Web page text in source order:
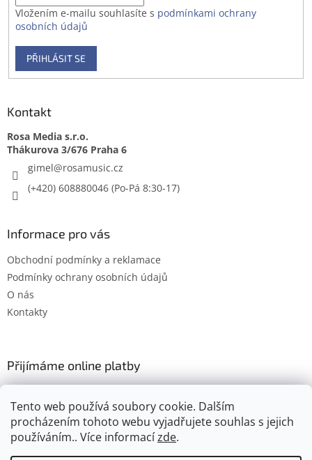
Tento web používá soubory cookie. Dalším
procházením tohoto webu vyjadřujete souhlas s jejich
používáním.. Více informacízde.
Vložením e-mailu souhlasíte s podmínkami ochrany
osobních údajů
PŘIHLÁSIT SE
Kontakt
Rosa Media s.r.o.
gimel@rosamusic.cz
(+420) 608880046
Informace pro vás
Obchodní podmínky a reklamace
Podmínky ochrany osobních údajů
O nás
Kontakty
Přijímáme online platby